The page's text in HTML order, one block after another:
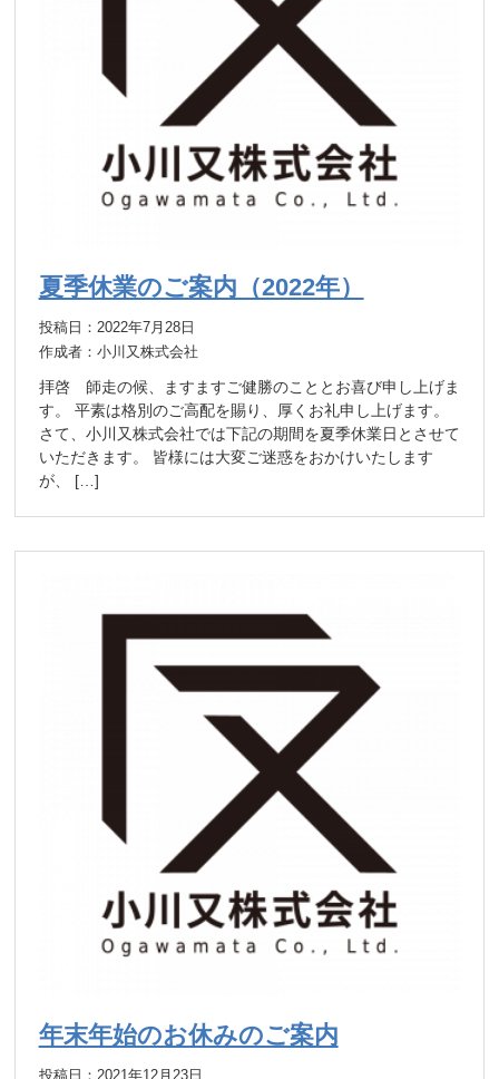
夏季休業のご案内（2022年）
投稿日：2022年7月28日
作成者：小川又株式会社
拝啓 師走の候、ますますご健勝のこととお喜び申し上げま
す。 平素は格別のご高配を賜り、厚くお礼申し上げます。
さて、小川又株式会社では下記の期間を夏季休業日とさせて
いただきます。 皆様には大変ご迷惑をおかけいたします
が、 […]
年末年始のお休みのご案内
投稿日：2021年12月23日